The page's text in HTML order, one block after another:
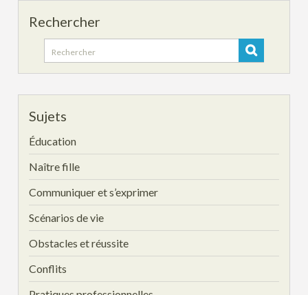
Rechercher
Search
for:
Sujets
Éducation
Naître fille
Communiquer et s’exprimer
Scénarios de vie
Obstacles et réussite
Conflits